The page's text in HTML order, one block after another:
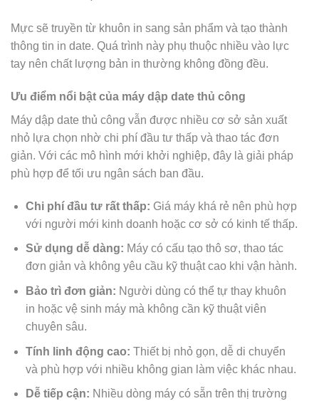
Mực sẽ truyền từ khuôn in sang sản phẩm và tạo thành
thông tin in date. Quá trình này phụ thuộc nhiều vào lực
tay nên chất lượng bản in thường không đồng đều.
Ưu điểm nổi bật của máy dập date thủ công
Máy dập date thủ công vẫn được nhiều cơ sở sản xuất
nhỏ lựa chọn nhờ chi phí đầu tư thấp và thao tác đơn
giản. Với các mô hình mới khởi nghiệp, đây là giải pháp
phù hợp để tối ưu ngân sách ban đầu.
Chi phí đầu tư rất thấp: Giá máy khá rẻ nên phù hợp
với người mới kinh doanh hoặc cơ sở có kinh tế thấp.
Sử dụng dễ dàng: Máy có cấu tạo thô sơ, thao tác
đơn giản và không yêu cầu kỹ thuật cao khi vận hành.
Bảo trì đơn giản: Người dùng có thể tự thay khuôn
in hoặc vệ sinh máy mà không cần kỹ thuật viên
chuyên sâu.
Tính linh động cao: Thiết bị nhỏ gọn, dễ di chuyển
và phù hợp với nhiều không gian làm việc khác nhau.
Dễ tiếp cận: Nhiều dòng máy có sẵn trên thị trường